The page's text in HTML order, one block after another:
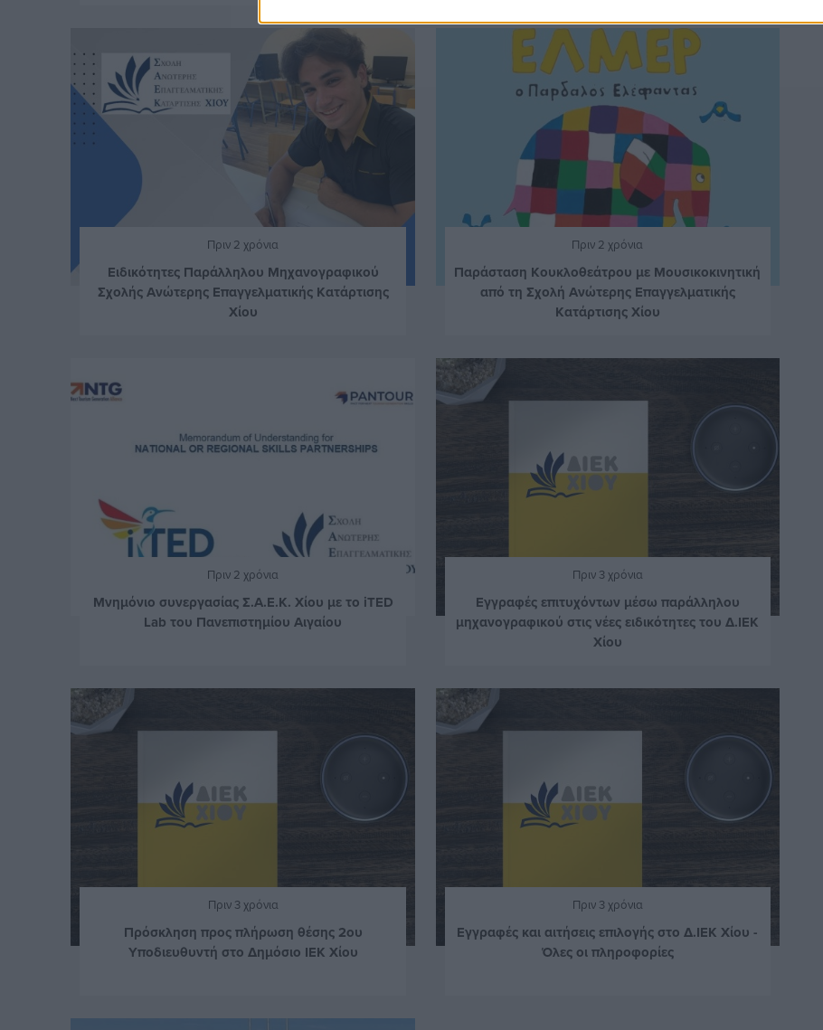
Πριν 2 χρόνια
Ειδικότητες Παράλληλου Μηχανογραφικού
Σχολής Ανώτερης Επαγγελματικής Κατάρτισης
Χίου
Πριν 2 χρόνια
Παράσταση Κουκλοθεάτρου με Μουσικοκινητική
από τη Σχολή Ανώτερης Επαγγελματικής
Κατάρτισης Χίου
Πριν 2 χρόνια
Μνημόνιο συνεργασίας Σ.Α.Ε.Κ. Χίου με το iTED
Lab του Πανεπιστημίου Αιγαίου
Πριν 3 χρόνια
Εγγραφές επιτυχόντων μέσω παράλληλου
μηχανογραφικού στις νέες ειδικότητες του Δ.ΙΕΚ
Χίου
Πριν 3 χρόνια
Πρόσκληση προς πλήρωση θέσης 2ου
Υποδιευθυντή στο Δημόσιο ΙΕΚ Χίου
Πριν 3 χρόνια
Εγγραφές και αιτήσεις επιλογής στο Δ.ΙΕΚ Χίου -
Όλες οι πληροφορίες